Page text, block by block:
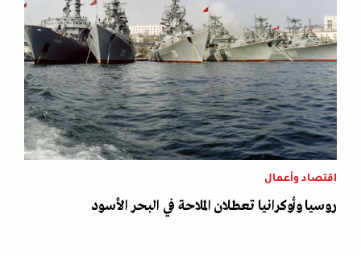
اقتصاد وأعمال
روسيا وأوكرانيا تعطلان الملاحة في البحر الأسود